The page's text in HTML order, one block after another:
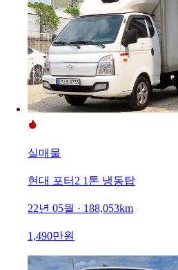
실매물
현대 포터2 1톤 냉동탑
22년 05월 · 188,053km
1,490만원